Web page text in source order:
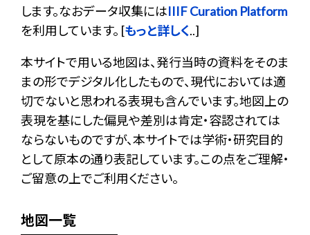
します。なおデータ収集にはIIIF Curation Platform
を利用しています。 [もっと詳しく..]
本サイトで用いる地図は、発行当時の資料をそのま
まの形でデジタル化したもので、現代においては適
切でないと思われる表現も含んでいます。地図上の
表現を基にした偏見や差別は肯定・容認されては
ならないものですが、本サイトでは学術・研究目的
として原本の通り表記しています。この点をご理解・
ご留意の上でご利用ください。
地図一覧